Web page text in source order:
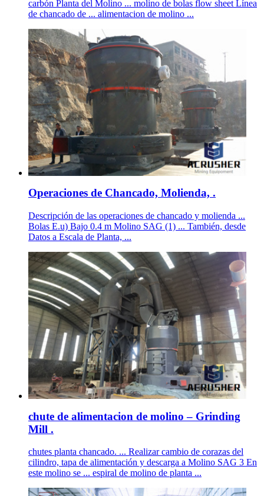
carbón Planta del Molino ... molino de bolas flow sheet Línea
de chancado de ... alimentacion de molino ...
Operaciones de Chancado, Molienda, .
Descripción de las operaciones de chancado y molienda ...
Bolas E.u) Bajo 0.4 m Molino SAG (1) ... También, desde
Datos a Escala de Planta, ...
chute de alimentacion de molino – Grinding
Mill .
chutes planta chancado. ... Realizar cambio de corazas del
cilindro, tapa de alimentación y descarga a Molino SAG 3 En
este molino se ... espiral de molino de planta ...